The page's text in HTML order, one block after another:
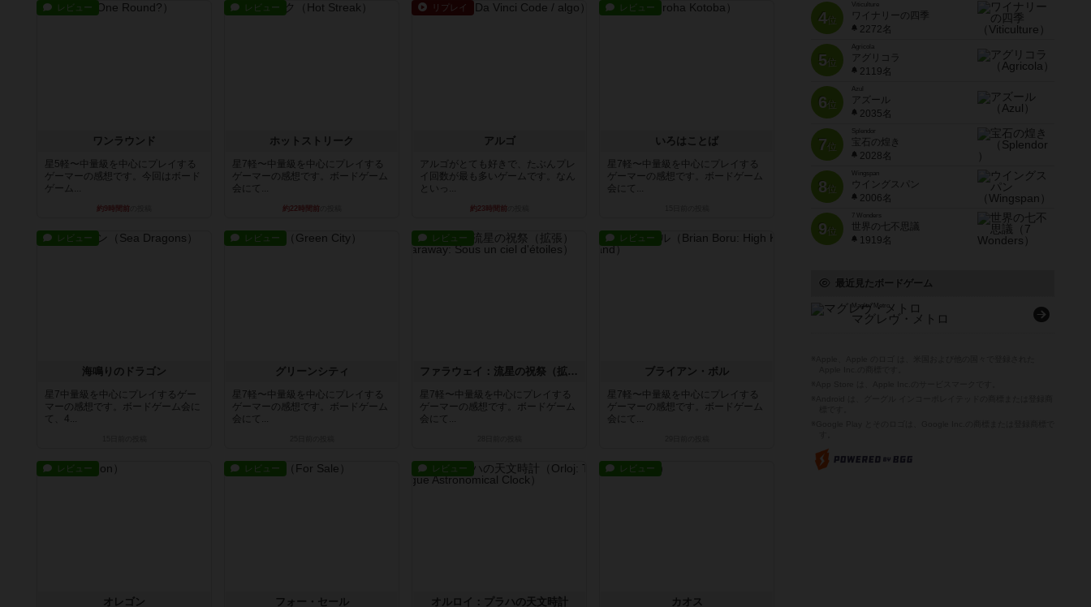
レビュー
ワンラウンド
星5軽〜中量級を中心にプレイする
ゲーマーの感想です。今回はボード
ゲーム...
約9時間前
レビュー
ホットストリーク
星7軽〜中量級を中心にプレイする
ゲーマーの感想です。ボードゲーム
会にて...
約22時間前
リプレイ
アルゴ
アルゴがとても好きで、たぶんプレ
イ回数が最も多いゲームです。なん
といっ...
約23時間前
レビュー
いろはことば
星7軽〜中量級を中心にプレイする
ゲーマーの感想です。ボードゲーム
会にて...
レビュー
海鳴りのドラゴン
星7中量級を中心にプレイするゲー
マーの感想です。ボードゲーム会に
て、4...
レビュー
グリーンシティ
星7軽〜中量級を中心にプレイする
ゲーマーの感想です。ボードゲーム
会にて...
レビュー
ファラウェイ：流星の祝祭（拡張）
星7軽〜中量級を中心にプレイする
ゲーマーの感想です。ボードゲーム
会にて...
レビュー
ブライアン・ボル
星7軽〜中量級を中心にプレイする
ゲーマーの感想です。ボードゲーム
会にて...
レビュー
オレゴン
レビュー
フォー・セール
レビュー
オルロイ：プラハの天文時計
レビュー
カオス
4位
Viticulture
ワイナリーの四季
2272名
5位
Agricola
アグリコラ
2119名
6位
Azul
アズール
2035名
7位
宝石の煌き
2028名
8位
Wingspan
ウイングスパン
2006名
9位
7 Wonders
世界の七不思議
1919名
最近見たボードゲーム
Maglev Metro
マグレヴ・メトロ